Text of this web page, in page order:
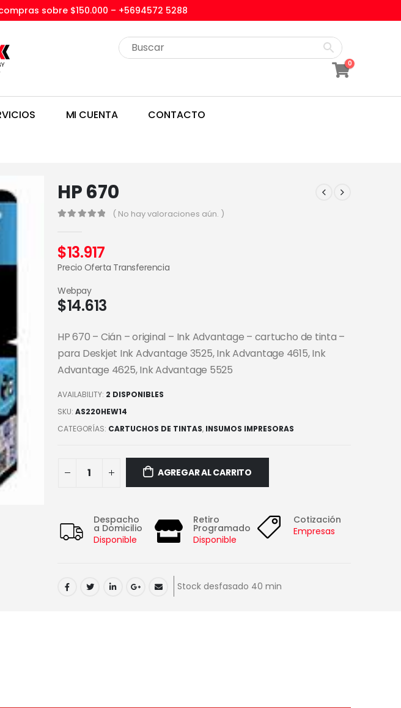
sobre $150.000 – +5694572 5288
0
MI CUENTA CONTACTO
HP 670
( No hay valoraciones aún. )
$13.917
Precio Oferta Transferencia
$14.613
Webpay
HP 670 – Cián – original – Ink Advantage – cartucho de tinta –
para Deskjet Ink Advantage 3525, Ink Advantage 4615, Ink
Advantage 4625, Ink Advantage 5525
AVAILABILITY: 2 DISPONIBLES
SKU: AS220HEW14
CATEGORÍAS: CARTUCHOS DE TINTAS, INSUMOS IMPRESORAS
AGREGAR AL CARRITO
Despacho
a Domicilio
Disponible
Retiro
Programado
Disponible
Cotización
Empresas
Stock desfasado 40 min